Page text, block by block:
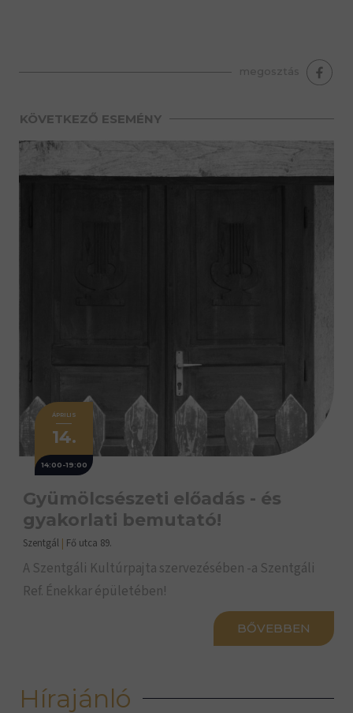
megosztás
KÖVETKEZŐ ESEMÉNY
ÁPRILIS
14.
14:00-19:00
Gyümölcsészeti előadás - és
gyakorlati bemutató!
Szentgál Fő utca 89.
A Szentgáli Kultúrpajta szervezésében -a Szentgáli
Ref. Énekkar épületében!
BŐVEBBEN
Hírajánló